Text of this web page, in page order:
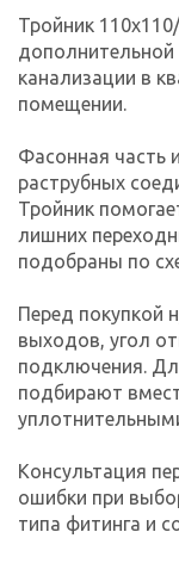
Тройник
дополнительной
канализации в
помещении.
Фасонная часть
раструбных
Тройник
лишних
подобраны по
Перед покупкой
выходов, угол
подключения.
подбирают
Консультация
ошибки при
типа фитинга и